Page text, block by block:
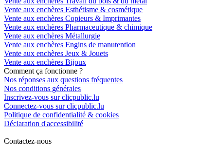
Vente aux enchères Esthétisme & cosmétique
Vente aux enchères Copieurs & Imprimantes
Vente aux enchères Pharmaceutique & chimique
Vente aux enchères Métallurgie
Vente aux enchères Engins de manutention
Vente aux enchères Jeux & Jouets
Vente aux enchères Bijoux
Comment ça fonctionne ?
Nos réponses aux questions fréquentes
Nos conditions générales
Inscrivez-vous sur clicpublic.lu
Connectez-vous sur clicpublic.lu
Politique de confidentialité & cookies
Déclaration d'accessibilité
Contactez-nous